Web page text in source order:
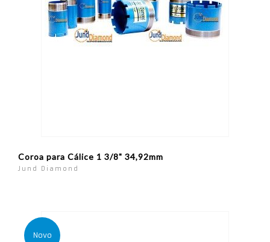
Coroa para Cálice 1 3/8" 34,92mm
Jund Diamond
Novo